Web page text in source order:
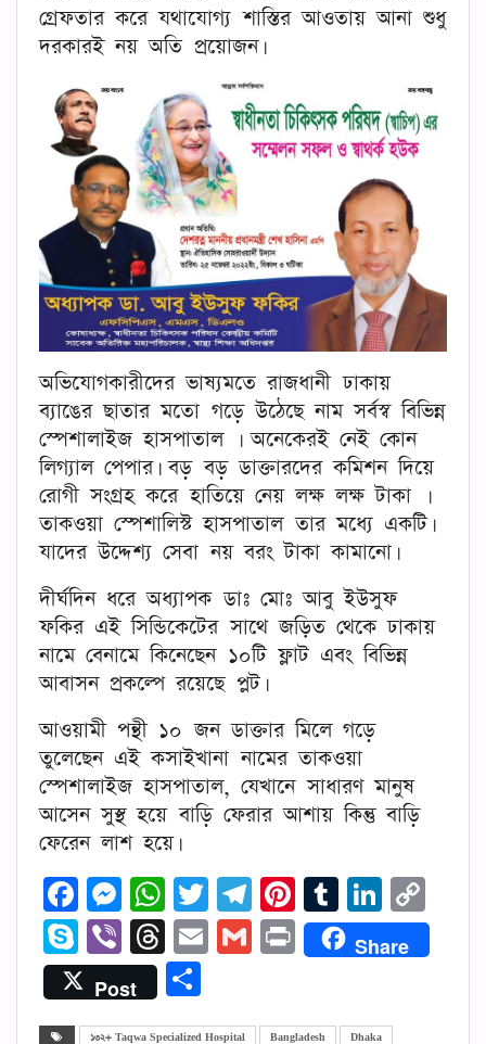
গ্রেফতার করে যথাযোগ্য শাস্তির আওতায় আনা শুধু
দরকারই নয় অতি প্রয়োজন।
অভিযোগকারীদের ভাষ্যমতে রাজধানী ঢাকায়
ব্যাঙের ছাতার মতো গড়ে উঠেছে নাম সর্বস্ব বিভিন্ন
স্পেশালাইজ হাসপাতাল । অনেকেরই নেই কোন
লিগ্যাল পেপার। বড় বড় ডাক্তারদের কমিশন দিয়ে
রোগী সংগ্রহ করে হাতিয়ে নেয় লক্ষ লক্ষ টাকা ।
তাকওয়া স্পেশালিস্ট হাসপাতাল তার মধ্যে একটি।
যাদের উদ্দেশ্য সেবা নয় বরং টাকা কামানো।
দীর্ঘদিন ধরে অধ্যাপক ডাঃ মোঃ আবু ইউসুফ
ফকির এই সিন্ডিকেটের সাথে জড়িত থেকে ঢাকায়
নামে বেনামে কিনেছেন ১০টি ফ্লাট এবং বিভিন্ন
আবাসন প্রকল্পে রয়েছে প্লট।
আওয়ামী পন্থী ১০ জন ডাক্তার মিলে গড়ে
তুলেছেন এই কসাইখানা নামের তাকওয়া
স্পেশালাইজ হাসপাতাল, যেখানে সাধারণ মানুষ
আসেন সুস্থ হয়ে বাড়ি ফেরার আশায় কিন্তু বাড়ি
ফেরেন লাশ হয়ে।
Facebook
Messenger
WhatsApp
TwitterTelegram
Pinterest
Tumblr
SkypeViberThreads
EmailGmail
PrintShare
Post
১৩২+ Taqwa Specialized Hospital Bangladesh Dhaka